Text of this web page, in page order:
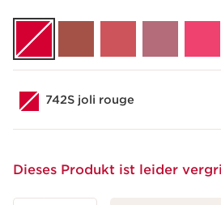
742S joli rouge
Dieses Produkt ist leider